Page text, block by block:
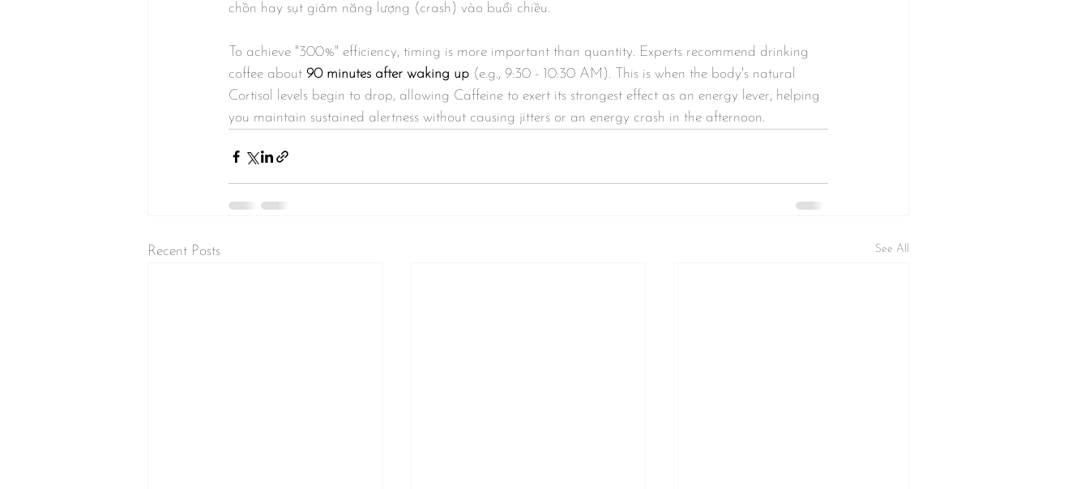
chồn hay sụt giảm năng lượng (crash) vào buổi chiều.
To achieve "300%" efficiency, timing is more important than quantity. Experts recommend drinking
coffee about 90 minutes after waking up (e.g., 9:30 - 10:30 AM). This is when the body's natural
Cortisol levels begin to drop, allowing Caffeine to exert its strongest effect as an energy lever, helping
you maintain sustained alertness without causing jitters or an energy crash in the afternoon.
Recent Posts See All